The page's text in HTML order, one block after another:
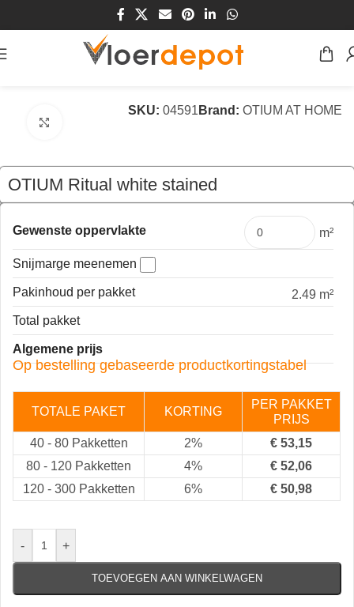
/Vloeren/Laminaat Vloeren
SKU: 04591 Brand: OTIUM AT HOME
OTIUM Ritual white stained
€54,23 Pakket
Gewenste oppervlakte m²
Snijmarge meenemen
Pakinhoud per pakket
2.49 m²
Total pakket
Algemene prijs
Op bestelling gebaseerde productkortingstabel
TOTALE PAKET KORTING
PER PAKKET
PRIJS
40 - 80 Pakketten 2% € 53,15
80 - 120 Pakketten 4% € 52,06
120 - 300 Pakketten 6% € 50,98
- +
TOEVOEGEN AAN WINKELWAGEN